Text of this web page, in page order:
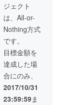
ジェクト
は、All-or-
Nothing方式
です。
目標金額を
達成した場
合にのみ、
2017/10/31
23:59:59ま